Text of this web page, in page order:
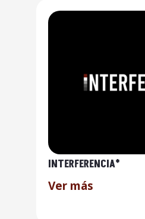
INTERFERENCIA*
Ver más